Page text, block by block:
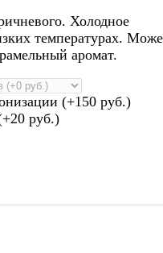
Холодное
температурах.
аромат.
(+150 руб.)
20 руб.)